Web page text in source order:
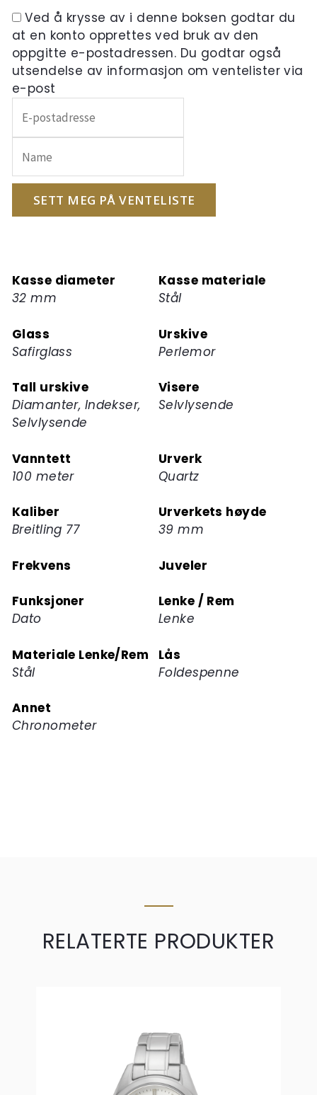
Ved å krysse av i denne boksen godtar du
at en konto opprettes ved bruk av den
oppgitte e-postadressen. Du godtar også
utsendelse av informasjon om ventelister via
e-post
inn
e-
postadressen
din
ventelisten
for
produktet
SETT MEG PÅ VENTELISTE
Kasse diameter
32 mm
Kasse materiale
Stål
Glass
Safirglass
Urskive
Perlemor
Tall urskive
Diamanter, Indekser,
Selvlysende
Visere
Selvlysende
Vanntett
100 meter
Urverk
Quartz
Kaliber
Breitling 77
Urverkets høyde
39 mm
Frekvens Juveler
Funksjoner
Dato
Lenke / Rem
Lenke
Materiale Lenke/Rem
Stål
Lås
Foldespenne
Annet
Chronometer
RELATERTE PRODUKTER